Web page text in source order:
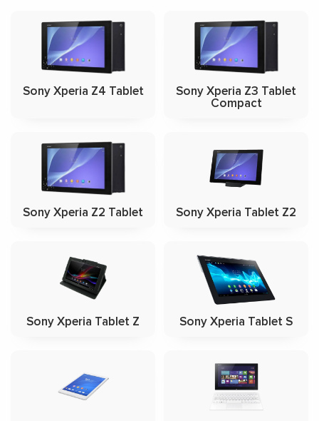
Sony Xperia Z4 Tablet
Sony Xperia Z3 Tablet
Compact
Sony Xperia Z2 Tablet Sony Xperia Tablet Z2
Sony Xperia Tablet Z Sony Xperia Tablet S